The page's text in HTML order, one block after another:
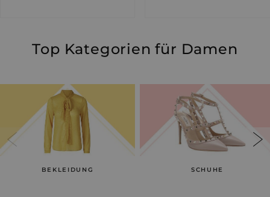
Top Kategorien für Damen
BEKLEIDUNG SCHUHE